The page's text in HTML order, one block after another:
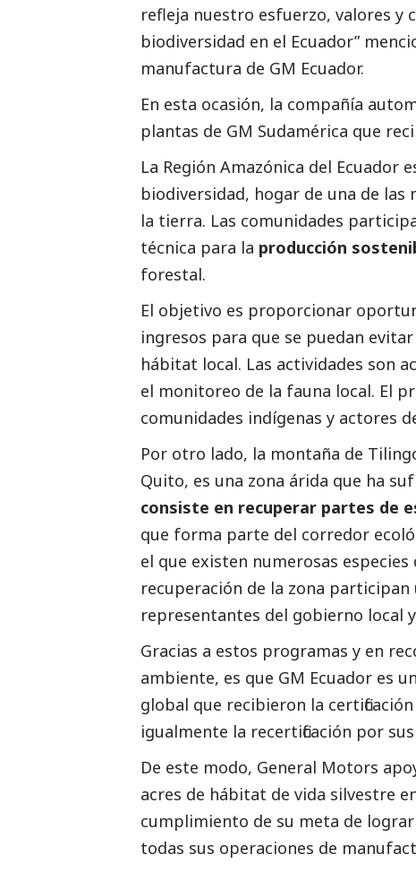
refleja nuestro esfuerzo, valores y
biodiversidad en el Ecuador”
manufactura de GM Ecuador.
En esta ocasión, la compañía
plantas de GM Sudamérica que
La Región Amazónica del Ecuador
biodiversidad, hogar de una de las
la tierra. Las comunidades
técnica para la producción
forestal.
El objetivo es proporcionar
ingresos para que se puedan
hábitat local. Las actividades son
el monitoreo de la fauna local. El
comunidades indígenas y actores
Por otro lado, la montaña de
Quito, es una zona árida que ha
consiste en recuperar partes de
que forma parte del corredor
el que existen numerosas
recuperación de la zona participan
representantes del gobierno local
Gracias a estos programas y en
ambiente, es que GM Ecuador es
global que recibieron la
igualmente la recertificación por
De este modo, General Motors
acres de hábitat de vida silvestre
cumplimiento de su meta de
todas sus operaciones de